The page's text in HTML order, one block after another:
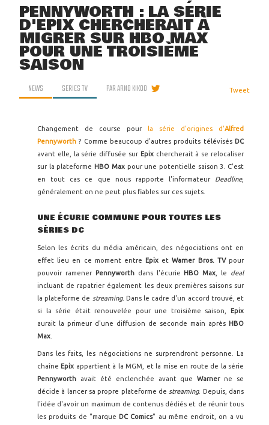
PENNYWORTH : LA SÉRIE
D'EPIX CHERCHERAIT À
MIGRER SUR HBO MAX
POUR UNE TROISIÈME
SAISON
NEWS SERIES TV PARARNO KIKOO Tweet
Changement de course pour la série d'origines d'Alfred
Pennyworth? Comme beaucoup d'autres produits télévisés DC
avant elle, la série diffusée sur Epix chercherait à se relocaliser
sur la plateforme HBO Max pour une potentielle saison 3. C'est
en tout cas ce que nous rapporte l'informateur Deadline,
généralement on ne peut plus fiables sur ces sujets.
UNE ÉCURIE COMMUNE POUR TOUTES LES
SÉRIES DC
Selon les écrits du média américain, des négociations ont en
effet lieu en ce moment entre
Epix etWarner Bros. TVpour
pouvoir ramener Pennyworth dans l'écurie HBO Max , le deal
incluant de rapatrier également les deux premières saisons sur
la plateforme de streaming. Dans le cadre d'un accord trouvé, et
si la série était renouvelée pour une troisième saison,
Epix
aurait la primeur d'une diffusion de seconde main après HBO
Max
Dans les faits, les négociations ne surprendront personne. La
chaîne Epix appartient à la MGM, et la mise en route de la série
Pennyworth avait été enclenchée avant queWarnerne se
décide à lancer sa propre plateforme de streaming. Depuis, dans
l'idée d'avoir un maximum de contenus dédiés et de réunir tous
les produits de "marque DC Comics" au même endroit, on a vu